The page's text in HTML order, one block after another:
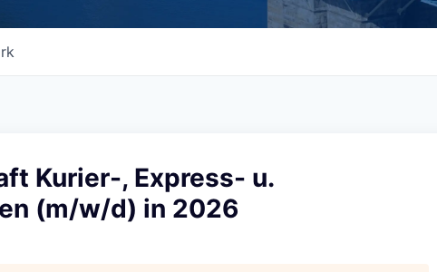
Kurier-, Express- u.
(m/w/d) in 2026